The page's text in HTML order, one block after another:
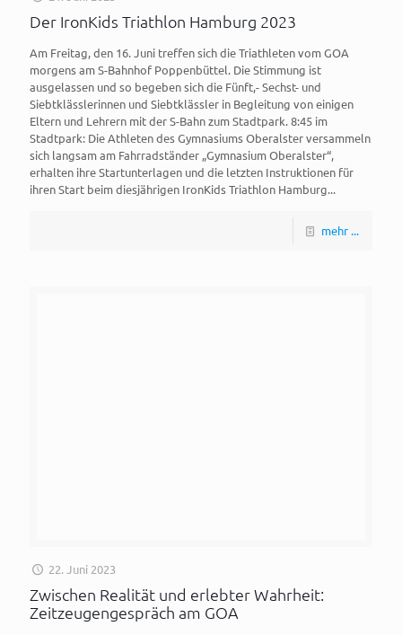
Der IronKids Triathlon Hamburg 2023
Am Freitag, den 16. Juni treffen sich die Triathleten vom GOA
morgens am S-Bahnhof Poppenbüttel. Die Stimmung ist
ausgelassen und so begeben sich die Fünft,- Sechst- und
Siebtklässlerinnen und Siebtklässler in Begleitung von einigen
Eltern und Lehrern mit der S-Bahn zum Stadtpark. 8:45 im
Stadtpark: Die Athleten des Gymnasiums Oberalster versammeln
sich langsam am Fahrradständer „Gymnasium Oberalster“,
erhalten ihre Startunterlagen und die letzten Instruktionen für
ihren Start beim diesjährigen IronKids Triathlon Hamburg...
mehr ...
22. Juni 2023
Zwischen Realität und erlebter Wahrheit:
Zeitzeugengespräch am GOA